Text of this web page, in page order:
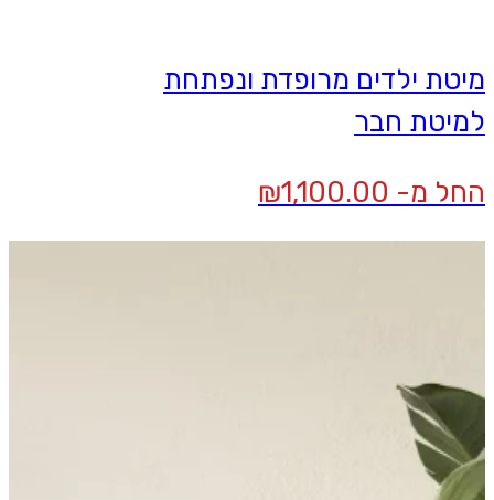
מיטת ילדים מרופדת ונפתחת
למיטת חבר
החל מ- ₪1,100.00